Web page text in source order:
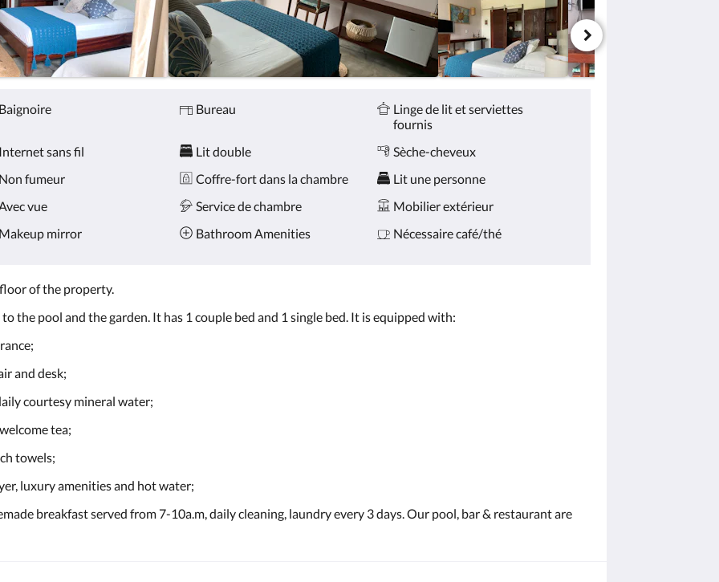
Baignoire Bureau
Linge de lit et serviettes
fournis
Internet sans fil Lit double
Sèche-cheveux
Non fumeur Coffre-fort dans la chambre
Lit une personne
vue Service de chambre
Mobilier extérieur
Makeup mirror Bathroom Amenities Nécessaire café/thé
of the property.
the pool and the garden. It has 1 couple bed and 1 single bed. It is equipped with:
and desk;
courtesy mineral water;
tea;
towels;
luxury amenities and hot water;
breakfast served from 7-10a.m, daily cleaning, laundry every 3 days. Our pool, bar & restaurant are